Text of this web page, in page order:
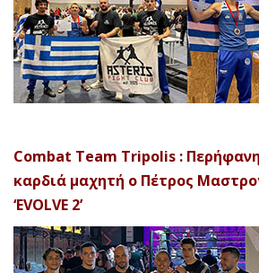
Combat Team Tripolis :
καρδιά μαχητή ο Πέτρος
‘EVOLVE 2’